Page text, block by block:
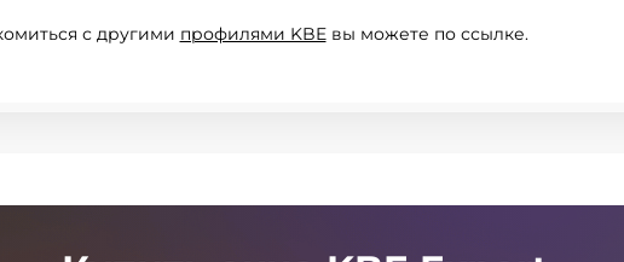
с другими профилями KBEвы можете по ссылке.